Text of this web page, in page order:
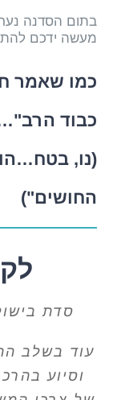
בתום הסדנה
מעשה ידכם
כמו שאמר
כבוד
(נו,
החושים")
סדת
עוד בשלב
וסיוע